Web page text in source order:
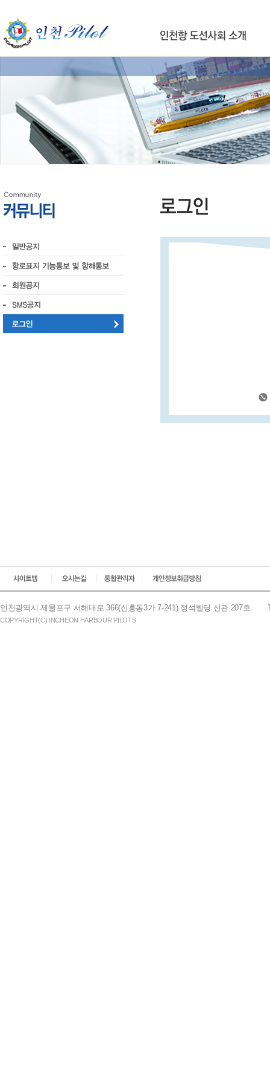
인천광역시 제물포구 서해대로 366(신흥동3가 7-241) 정석빌딩 신관 207호
COPYRIGHT(C) INCHEON HARBOUR PILOTS